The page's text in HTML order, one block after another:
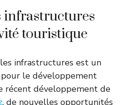
infrastructures
touristique
infrastructures est un
le développement
récent développement de
, de nouvelles opportunités